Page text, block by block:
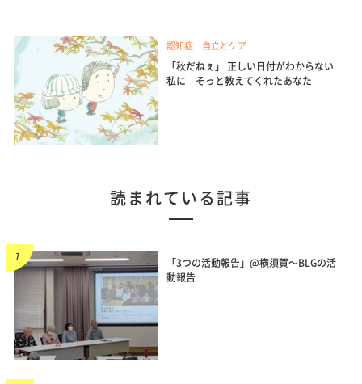
認知症 自立とケア
「秋だねぇ」 正しい日付がわからない
私に そっと教えてくれたあなた
読まれている記事
「3つの活動報告」@横須賀～BLGの活
動報告